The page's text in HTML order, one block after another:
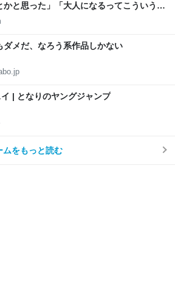
と思った」「大人になるってこういうこ
ダメだ、なろう系作品しかない
| となりのヤングジャンプ
ムをもっと読む